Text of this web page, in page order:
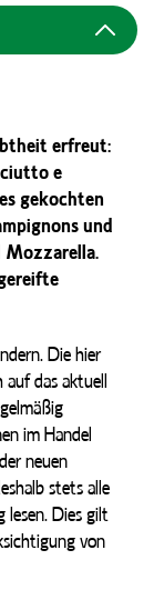
erfreut:
e
gekochten
und
Mozzarella.
Die hier
das aktuell
im Handel
neuen
stets alle
Dies gilt
von